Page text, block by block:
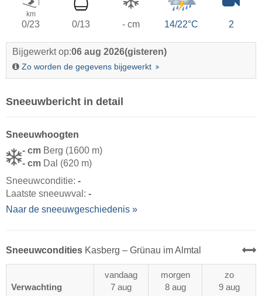
km
0/23 0/13 - cm 14/22°C 2
Bijgewerkt op:06 aug 2026(gisteren)
Zo worden de gegevens bijgewerkt
Sneeuwbericht in detail
Sneeuwhoogten
- cm Berg (1600 m)
- cm Dal (620 m)
Sneeuwconditie: -
Laatste sneeuwval: -
Naar de sneeuwgeschiedenis »
Sneeuwcondities Kasberg – Grünau im Almtal
Verwachting
vandaag
7 aug
morgen
8 aug
zo
9 aug